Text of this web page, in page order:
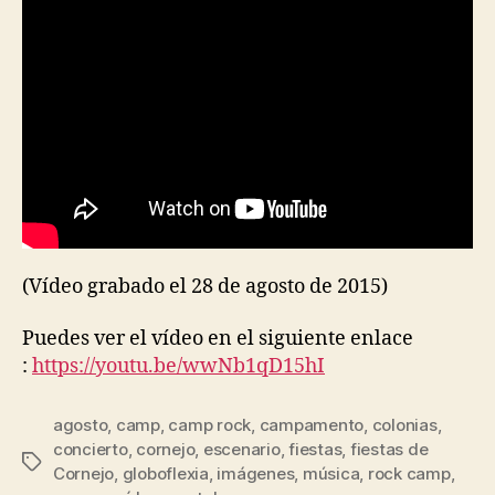
(Vídeo grabado el 28 de agosto de 2015)
Puedes ver el vídeo en el siguiente enlace
: https://youtu.be/wwNb1qD15hI
agosto, camp, camp rock, campamento, colonias,
concierto, cornejo, escenario,fiestas, fiestas de
Cornejo, globoflexia, imágenes, música, rock camp,